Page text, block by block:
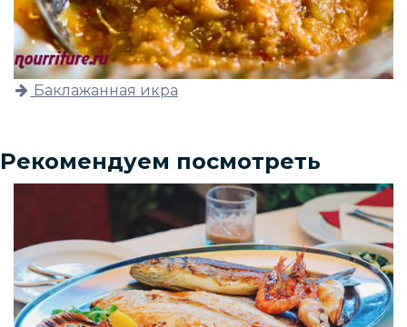
Баклажанная икра
Рекомендуем посмотреть